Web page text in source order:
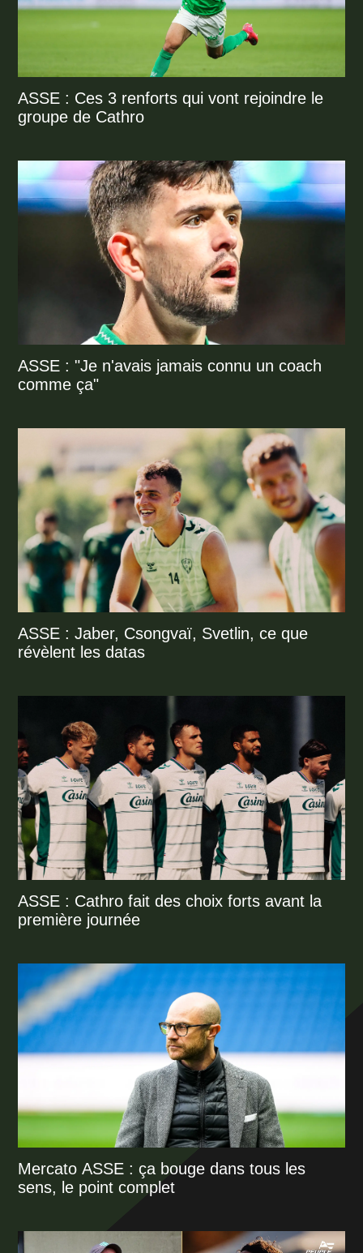
ASSE : Ces 3 renforts qui vont rejoindre le
groupe de Cathro
ASSE : "Je n'avais jamais connu un coach
comme ça"
ASSE : Jaber, Csongvaï, Svetlin, ce que
révèlent les datas
ASSE : Cathro fait des choix forts avant la
première journée
Mercato ASSE : ça bouge dans tous les
sens, le point complet